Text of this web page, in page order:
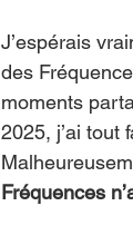
J’espérais
des
moments
2025, j’ai tout
Fréquences